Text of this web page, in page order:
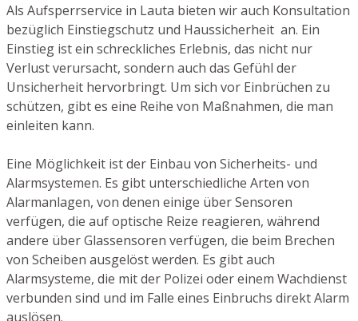
Als Aufsperrservice in Lauta bieten wir auch Konsultation
bezüglich Einstiegschutz und Haussicherheit an. Ein
Einstieg ist ein schreckliches Erlebnis, das nicht nur
Verlust verursacht, sondern auch das Gefühl der
Unsicherheit hervorbringt. Um sich vor Einbrüchen zu
schützen, gibt es eine Reihe von Maßnahmen, die man
einleiten kann.
Eine Möglichkeit ist der Einbau von Sicherheits- und
Alarmsystemen. Es gibt unterschiedliche Arten von
Alarmanlagen, von denen einige über Sensoren
verfügen, die auf optische Reize reagieren, während
andere über Glassensoren verfügen, die beim Brechen
von Scheiben ausgelöst werden. Es gibt auch
Alarmsysteme, die mit der Polizei oder einem Wachdienst
verbunden sind und im Falle eines Einbruchs direkt Alarm
auslösen.